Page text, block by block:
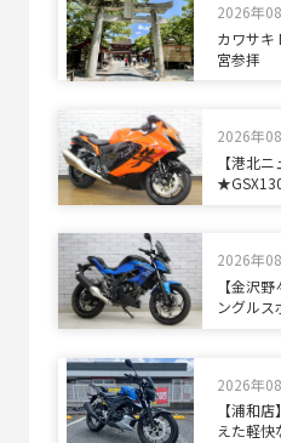
2026年
カワサキ
宮参拝
2026年
【港北
2026年
【金沢
ングルス
2026年
【浦和
えた軽快